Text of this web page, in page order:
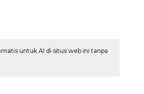
untuk AI di situs web ini tanpa